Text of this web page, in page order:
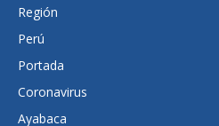
Región
Perú
Portada
Coronavirus
Ayabaca